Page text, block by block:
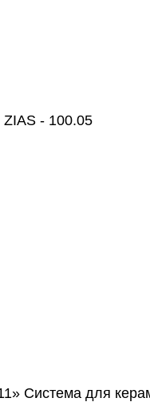
ZIAS - 100.05
Система для